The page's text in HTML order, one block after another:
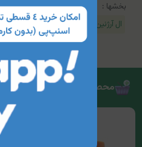
بخشها :
ال آرژنین - L-Arginine
محصولات مرتبط